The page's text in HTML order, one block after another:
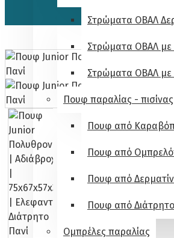
Στρώματα ΟΒΑΛ
Στρώματα ΟΒΑΛ με
Στρώματα ΟΒΑΛ με
Πουφ παραλίας - πισίνας
Πουφ από
Πουφ από
Πουφ από
Πουφ από
Ομπρέλες παραλίας